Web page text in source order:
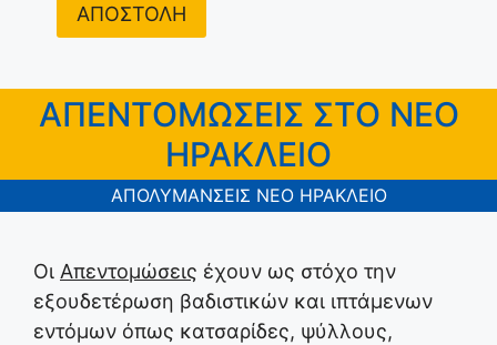
ΑΠΟΣΤΟΛΗ
ΑΠΕΝΤΟΜΩΣΕΙΣ ΣΤΟ ΝΕΟ
ΗΡΑΚΛΕΙΟ
ΑΠΟΛΥΜΑΝΣΕΙΣ ΝΕΟ ΗΡΑΚΛΕΙΟ
Οι Απεντομώσεις έχουν ως στόχο την
εξουδετέρωση βαδιστικών και ιπτάμενων
εντόμων όπως κατσαρίδες, ψύλλους,